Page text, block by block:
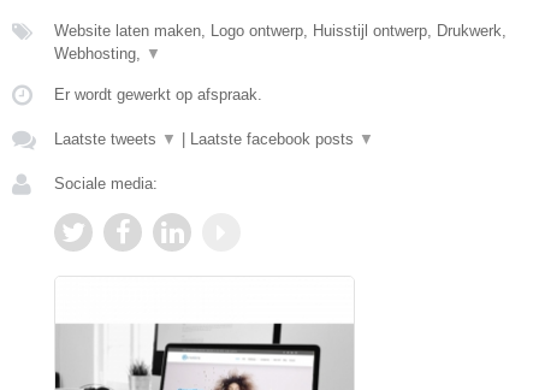
Website laten maken, Logo ontwerp, Huisstijl ontwerp, Drukwerk,
Webhosting,
▼
Er wordt gewerkt op afspraak.
Laatste tweets ▼ | Laatste facebook posts ▼
Sociale media: